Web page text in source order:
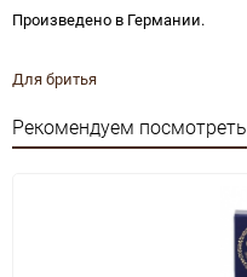
Произведено в Германии.
Для бритья
Рекомендуем посмотреть